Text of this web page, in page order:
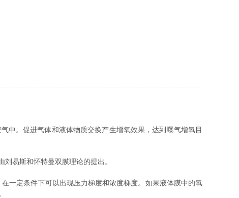
。促进气体和液体物质交换产生增氧效果，达到曝气增氧目
易斯和怀特曼双膜理论的提出。
定条件下可以出现压力梯度和浓度梯度。如果液体膜中的氧